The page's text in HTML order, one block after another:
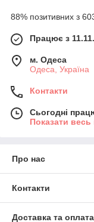
88% позитивних з 603
Працює з
м. Одеса
Одеса, Україна
Контакти
Сьогодні
Показати весь
Про нас
Контакти
Доставка та оплата